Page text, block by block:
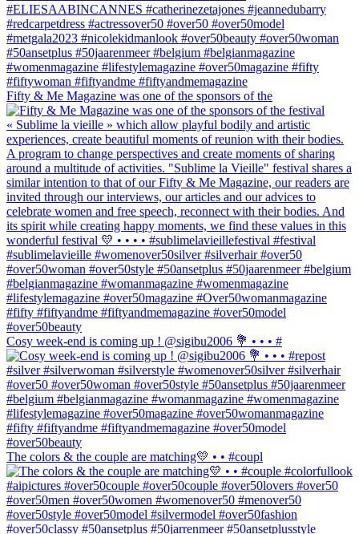
Fifty & Me Magazine was one of the sponsors of the
Cosy week-end is coming up ! @sigibu2006 💐 • • • #
The colors & the couple are matching💛 • • #coupl